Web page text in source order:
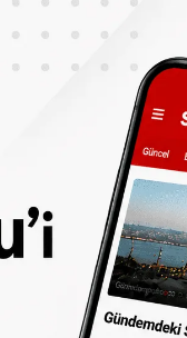
e-
tıklayın.
dair bir onay
birbiriyle
yolunu izleyerek